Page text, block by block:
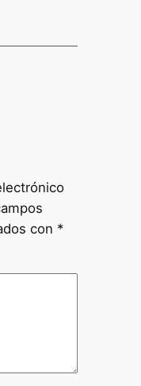
con *